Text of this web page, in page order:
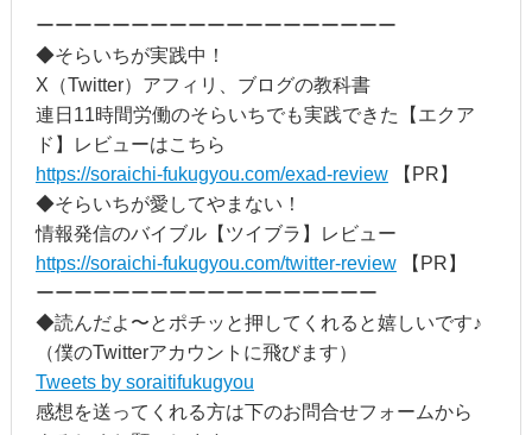
ーーーーーーーーーーーーーーーーーーー
◆そらいちが実践中！
X（Twitter）アフィリ、ブログの教科書
連日11時間労働のそらいちでも実践できた【エクア
ド】レビューはこちら
https://soraichi-fukugyou.com/exad-review【PR】
◆そらいちが愛してやまない！
情報発信のバイブル【ツイブラ】レビュー
https://soraichi-fukugyou.com/twitter-review【PR】
ーーーーーーーーーーーーーーーーーー
◆読んだよ〜とポチッと押してくれると嬉しいです♪
（僕のTwitterアカウントに飛びます）
Tweets by soraitifukugyou
感想を送ってくれる方は下のお問合せフォームから